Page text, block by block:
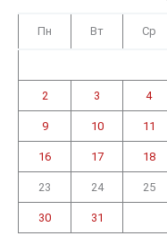
Пн Вт Ср
2 3 4
9 10 11
16 17 18
23 24 25
30 31